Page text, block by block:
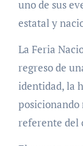
uno de sus
estatal y
La Feria
regreso de
identidad, la
referente del